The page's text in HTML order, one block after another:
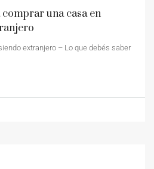
una casa en
extranjero – Lo que debés saber